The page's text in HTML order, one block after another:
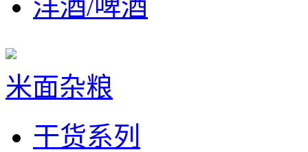
洋酒/啤酒
米面杂粮
干货系列